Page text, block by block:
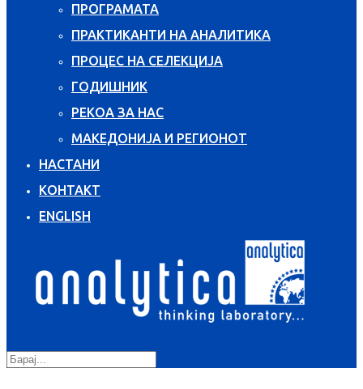
ПРОГРАМАТА
ПРАКТИКАНТИ НА АНАЛИТИКА
ПРОЦЕС НА СЕЛЕКЦИЈА
ГОДИШНИК
РЕКОА ЗА НАС
МАКЕДОНИЈА И РЕГИОНОТ
НАСТАНИ
КОНТАКТ
ENGLISH